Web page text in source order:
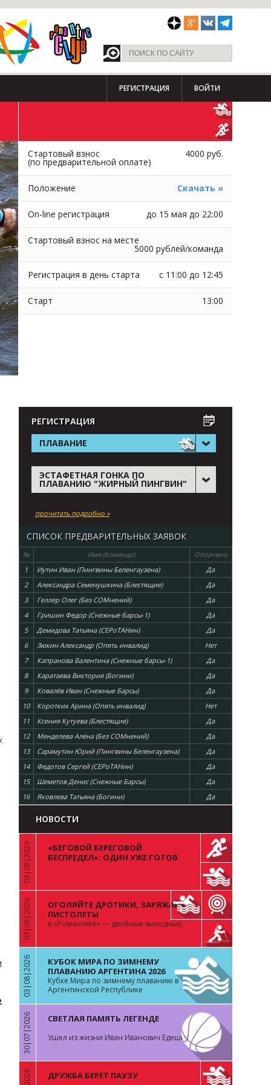
РЕГИСТРАЦИЯ ВОЙТИ
Стартовый взнос
(по предварительной оплате)
4000 руб.
Положение Скачать »
On-line регистрация до 15 мая до 22:00
Стартовый взнос на месте
5000 рублей/команда
Регистрация в день старта с 11:00 до 12:45
Старт 13:00
РЕГИСТРАЦИЯ
ПЛАВАНИЕ
ЭСТАФЕТНАЯ ГОНКА ПО
ПЛАВАНИЮ "ЖИРНЫЙ ПИНГВИН"
прочитать подробно »
СПИСОК ПРЕДВАРИТЕЛЬНЫХ ЗАЯВОК
№ Имя (Команда)
Оплачено
1
Иутин Иван (Пингвины Беленгаузена)
Да
2
Александра Семенушкина (Блестящие)
Да
3
Геллер Олег (Без СОМнений)
Да
4
Гришин Федор (Снежные барсы-1)
Да
5
Демидова Татьяна (СЕРоТАНин)
Да
6
Зюкин Александр (Опять инвалид)
Нет
7
Капранова Валентина (Снежные барсы-1)
Да
8
Каратаева Виктория (Богини)
Да
9
Ковалёв Иван (Снежные Барсы)
Да
10
Коротких Арина (Опять инвалид)
Нет
11
Ксения Кутуева (Блестящие)
Да
12
Менделева Алёна (Без СОМнений)
Да
13
Сарамутин Юрий (Пингвины Беленгаузена)
Да
14
Федотов Сергей (СЕРоТАНин)
Да
15
Шеметов Денис (Снежные Барсы)
Да
16
Яковлева Татьяна (Богини) Да
НОВОСТИ
«
03|08|2026
«БЕГОВОЙ БЕРЕГОВОЙ
БЕСПРЕДЕЛ»: ОДИН УЖЕ ГОТОВ.
«
03|08|2026
ОГОЛЯЙТЕ ДРОТИКИ, ЗАРЯЖАЙТЕ
ПИСТОЛЕТЫ
в «Романтике» — двойные выходные
«
03|08|2026
КУБОК МИРА ПО ЗИМНЕМУ
ПЛАВАНИЮ АРГЕНТИНА 2026
Кубке Мира по зимнему плаванию в
Аргентинской Республике
«
30|07|2026 СВЕТЛАЯ ПАМЯТЬ ЛЕГЕНДЕ
Ушел из жизни Иван Иванович Едешко
ДРУЖБА БЕРЕТ ПАУЗУ